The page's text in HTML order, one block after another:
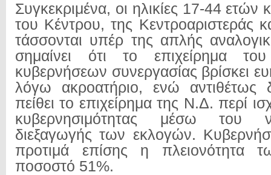
Συγκεκριμένα, οι ηλικίες 17-44 ετών
του Κέντρου, της Κεντροαριστεράς
τάσσονται υπέρ της απλής
σημαίνει ότι το επιχείρημα
κυβερνήσεων συνεργασίας βρίσκει
λόγω ακροατήριο, ενώ αντιθέτως
πείθει το επιχείρημα της Ν.Δ. περί
κυβερνησιμότητας μέσω του
διεξαγωγής των εκλογών.
προτιμά επίσης η πλειονότητα
ποσοστό 51%.